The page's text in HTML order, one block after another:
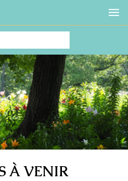
À VENIR